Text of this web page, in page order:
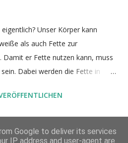
Unser Körper kann
als auch Fette zur
Damit er Fette nutzen kann, muss
Dabei werden die Fette in
Form der Energiegewinnung, die
darstellt. Ketose zu
als man denkt. Bildquelle Wie
stellen Kohlenhydrate und Zucker
Google to deliver its services
IP address and user-agent are